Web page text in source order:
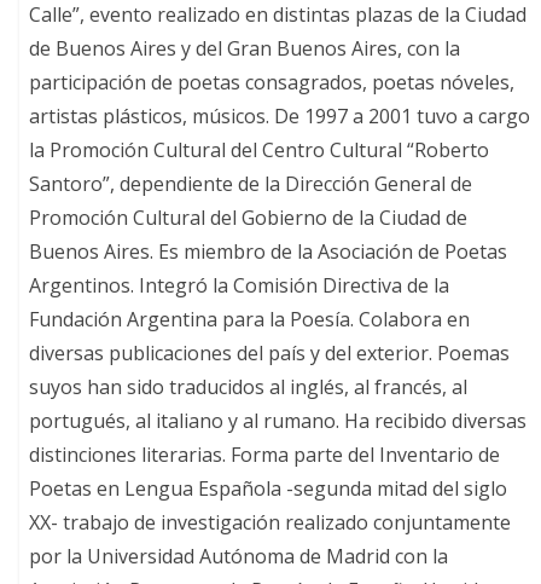
Calle”, evento realizado en distintas plazas de la Ciudad
de Buenos Aires y del Gran Buenos Aires, con la
participación de poetas consagrados, poetas nóveles,
artistas plásticos, músicos. De 1997 a 2001 tuvo a cargo
la Promoción Cultural del Centro Cultural “Roberto
Santoro”, dependiente de la Dirección General de
Promoción Cultural del Gobierno de la Ciudad de
Buenos Aires. Es miembro de la Asociación de Poetas
Argentinos. Integró la Comisión Directiva de la
Fundación Argentina para la Poesía. Colabora en
diversas publicaciones del país y del exterior. Poemas
suyos han sido traducidos al inglés, al francés, al
portugués, al italiano y al rumano. Ha recibido diversas
distinciones literarias. Forma parte del Inventario de
Poetas en Lengua Española -segunda mitad del siglo
XX- trabajo de investigación realizado conjuntamente
por la Universidad Autónoma de Madrid con la